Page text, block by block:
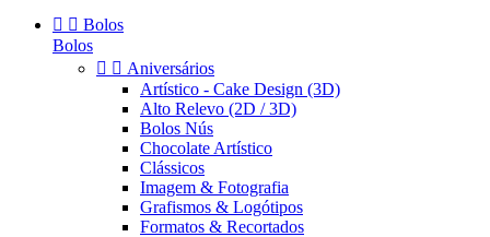
  Bolos
Bolos
  Aniversários
Artístico - Cake Design (3D)
Alto Relevo (2D / 3D)
Bolos Nús
Chocolate Artístico
Clássicos
Imagem & Fotografia
Grafismos & Logótipos
Formatos & Recortados